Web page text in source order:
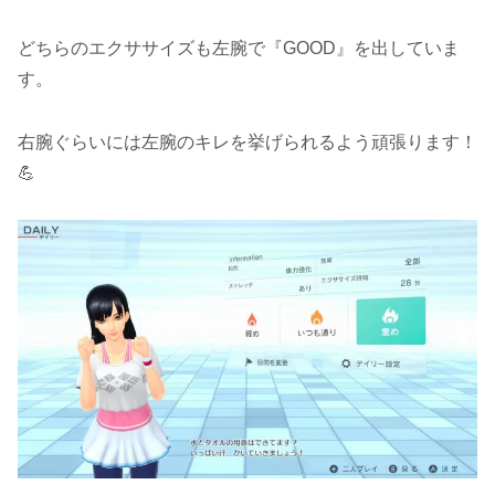
どちらのエクササイズも左腕で『GOOD』を出していま
す。
右腕ぐらいには左腕のキレを挙げられるよう頑張ります！
💪